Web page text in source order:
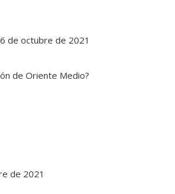
de octubre de 2021
de 2021